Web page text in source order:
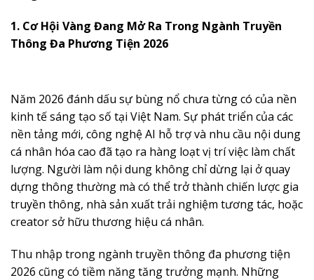
1. Cơ Hội Vàng Đang Mở Ra Trong Ngành Truyền
Thông Đa Phương Tiện 2026
Năm 2026 đánh dấu sự bùng nổ chưa từng có của nền
kinh tế sáng tạo số tại Việt Nam. Sự phát triển của các
nền tảng mới, công nghệ AI hỗ trợ và nhu cầu nội dung
cá nhân hóa cao đã tạo ra hàng loạt vị trí việc làm chất
lượng. Người làm nội dung không chỉ dừng lại ở quay
dựng thông thường mà có thể trở thành chiến lược gia
truyền thông, nhà sản xuất trải nghiệm tương tác, hoặc
creator sở hữu thương hiệu cá nhân.
Thu nhập trong ngành truyền thông đa phương tiện
2026 cũng có tiềm năng tăng trưởng mạnh. Những